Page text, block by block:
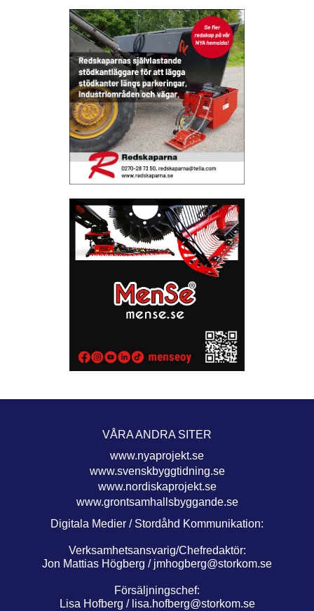
VÅRA ANDRA SITER
www.nyaprojekt.se
www.svenskbyggtidning.se
www.nordiskaprojekt.se
www.grontsamhallsbyggande.se
Digitala Medier / Stordåhd Kommunikation:
Verksamhetsansvarig/Chefredaktör:
Jon Mattias Högberg / jmhogberg@storkom.se
Försäljningschef:
Lisa Hofberg / lisa.hofberg@storkom.se